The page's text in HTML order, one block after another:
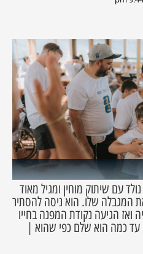
שמש, נולד עם שיתוק מוחין ומגיל מאוד
המגבלה שלו. הוא ניסה להסתיר
ואז הגיעה נקודת המפנה בחייו
עד כמה הוא שלם כפי שהוא |